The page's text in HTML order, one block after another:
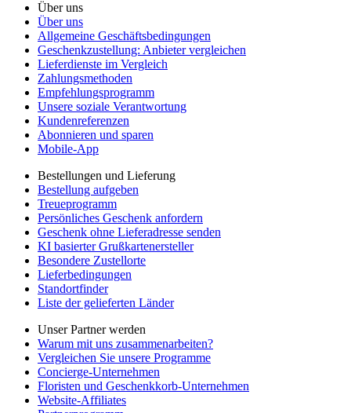
Über uns
Über uns
Allgemeine Geschäftsbedingungen
Geschenkzustellung: Anbieter vergleichen
Lieferdienste im Vergleich
Zahlungsmethoden
Empfehlungsprogramm
Unsere soziale Verantwortung
Kundenreferenzen
Abonnieren und sparen
Mobile-App
Bestellungen und Lieferung
Bestellung aufgeben
Treueprogramm
Persönliches Geschenk anfordern
Geschenk ohne Lieferadresse senden
KI basierter Grußkartenersteller
Besondere Zustellorte
Lieferbedingungen
Standortfinder
Liste der gelieferten Länder
Unser Partner werden
Warum mit uns zusammenarbeiten?
Vergleichen Sie unsere Programme
Concierge-Unternehmen
Floristen und Geschenkkorb-Unternehmen
Website-Affiliates